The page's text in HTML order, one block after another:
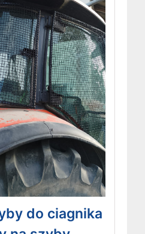
do ciagnika